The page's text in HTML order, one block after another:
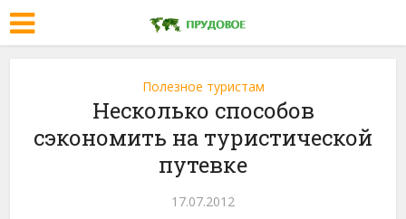
Полезное туристам
Несколько способов
сэкономить на туристической
путевке
17.07.2012